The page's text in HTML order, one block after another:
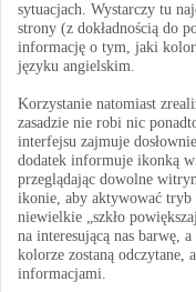
sytuacjach. Wystarczy tu
strony (z dokładnością do
informację o tym, jaki
języku angielskim.
Korzystanie natomiast
zasadzie nie robi nic
interfejsu zajmuje
dodatek informuje ikonką
przeglądając dowolne
ikonie, aby aktywować tryb
niewielkie „szkło
na interesującą nas barwę,
kolorze zostaną odczytane,
informacjami.